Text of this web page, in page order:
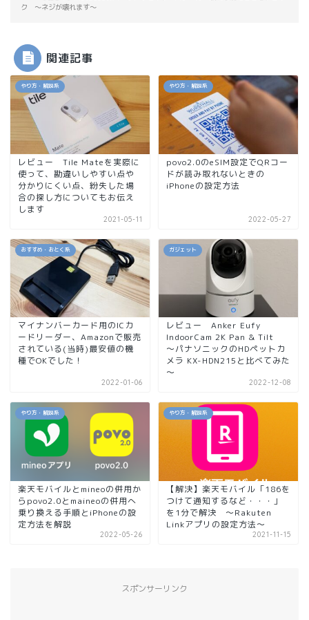
ク ～ネジが壊れます～
関連記事
やり方・解説系
レビュー Tile Mateを実際に
使って、勘違いしやすい点や
分かりにくい点、紛失した場
合の探し方についてもお伝え
します
2021-05-11
やり方・解説系
povo2.0のeSIM設定でQRコー
ドが読み取れないときの
iPhoneの設定方法
2022-05-27
おすすめ・おとく系
マイナンバーカード用のICカ
ードリーダー、Amazonで販売
されている(当時)最安値の機
種でOKでした！
2022-01-06
ガジェット
レビュー Anker Eufy
IndoorCam 2K Pan & Tilt
～パナソニックのHDペットカ
メラ KX-HDN215と比べてみた
～
2022-12-08
やり方・解説系
楽天モバイルとmineoの併用か
らpovo2.0とmaineoの併用へ
乗り換える手順とiPhoneの設
定方法を解説
2022-05-26
やり方・解説系
【解決】楽天モバイル「186を
つけて通知するなど・・・」
を1分で解決 ～Rakuten
Linkアプリの設定方法～
2021-11-15
スポンサーリンク